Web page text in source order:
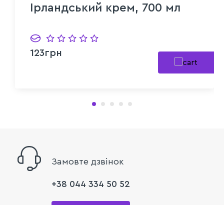
Ірландський крем, 700 мл
123грн
Замовте дзвінок
+38 044 334 50 52